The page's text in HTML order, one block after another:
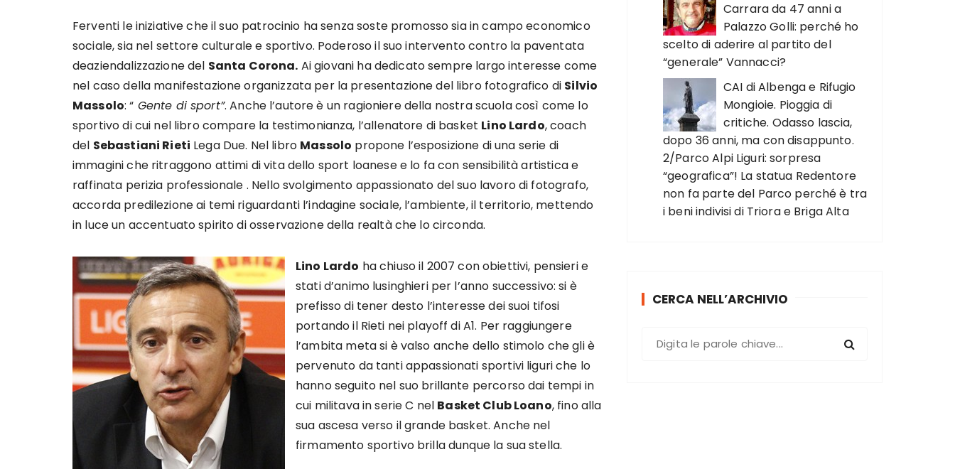
Ferventi le iniziative che il suo patrocinio ha senza soste promosso sia in campo economico
sociale, sia nel settore culturale e sportivo. Poderoso il suo intervento contro la paventata
deaziendalizzazione del Santa Corona. Ai giovani ha dedicato sempre largo interesse come
nel caso della manifestazione organizzata per la presentazione del libro fotografico di Silvio
Massolo: “ Gente di sport”. Anche l’autore è un ragioniere della nostra scuola così come lo
sportivo di cui nel libro compare la testimonianza, l’allenatore di basket Lino Lardo, coach
del Sebastiani Rieti Lega Due. Nel libro Massolo propone l’esposizione di una serie di
immagini che ritraggono attimi di vita dello sport loanese e lo fa con sensibilità artistica e
raffinata perizia professionale . Nello svolgimento appassionato del suo lavoro di fotografo,
accorda predilezione ai temi riguardanti l’indagine sociale, l’ambiente, il territorio, mettendo
in luce un accentuato spirito di osservazione della realtà che lo circonda.
Lino Lardo ha chiuso il 2007 con obiettivi, pensieri e
stati d’animo lusinghieri per l’anno successivo: si è
prefisso di tener desto l’interesse dei suoi tifosi
portando il Rieti nei playoff di A1. Per raggiungere
l’ambita meta si è valso anche dello stimolo che gli è
pervenuto da tanti appassionati sportivi liguri che lo
hanno seguito nel suo brillante percorso dai tempi in
cui militava in serie C nel Basket Club Loano, fino alla
sua ascesa verso il grande basket. Anche nel
firmamento sportivo brilla dunque la sua stella.
Carrara da 47 anni a
Palazzo Golli: perché ho
scelto di aderire al partito del
“generale” Vannacci?
CAI di Albenga e Rifugio
Mongioie. Pioggia di
critiche. Odasso lascia,
dopo 36 anni, ma con disappunto.
2/Parco Alpi Liguri: sorpresa
“geografica”! La statua Redentore
non fa parte del Parco perché è tra
i beni indivisi di Triora e Briga Alta
CERCA NELL’ARCHIVIO